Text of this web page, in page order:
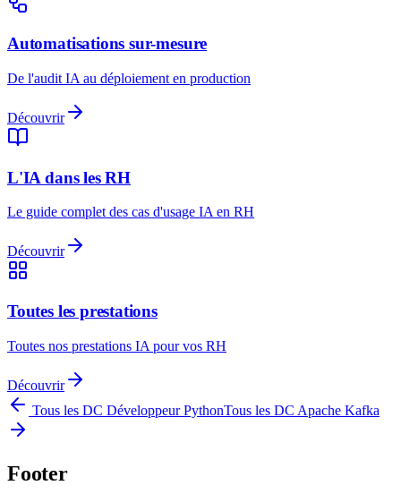
Automatisations sur-mesure
De l'audit IA au déploiement en production
Découvrir
L'IA dans les RH
Le guide complet des cas d'usage IA en RH
Découvrir
Toutes les prestations
Toutes nos prestations IA pour vos RH
Découvrir
Tous les DC Développeur PythonTous les DC Apache Kafka
Footer